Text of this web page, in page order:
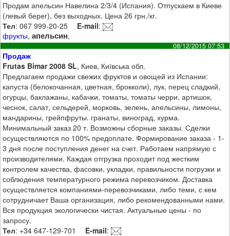
Продам апельсин Навелина 2/3/4 (Испания). Отпускаем в Киеве
(левый берег), без выходных. Цена 26 грн./кг.
Тел: 067 999-20-25 E-mail:
фрукты,апельсин,
08/12/2015 07:53
Продаж
Frutas Bimar 2008 SL, Киев, Київська обл.
Предлагаем продажи свежих фруктов и овощей из Испании:
капуста (белокочанная, цветная, брокколи), лук, перец сладкий,
огурцы, баклажаны, кабачки, томаты, томаты черри, артишок,
чеснок, салат, сельдерей, морковь, зелень, апельсины, лимоны,
мандарины, грейпфруты. гранаты, виноград, хурма.
Минимальный заказ 20 т. Возможны сборные заказы. Сделки
осуществляются по 100% предоплате. Формирование заказа - 1-
3 дня после поступления денег на счет. Работаем напрямую с
производителями. Каждая отгрузка проходит под жестким
контролем качества, фасовки, укладки, правильности погрузки и
соблюдения температурного режима перевозчиком. Доставка
осуществляется компаниями-перевозчиками, либо теми, с кем
сотрудничает Ваша организация, либо рекомендованными нами.
Вся продукция экологически чистая. Актуальные цены - по
запросу.
Тел: +34 647-129-701 E-mail: